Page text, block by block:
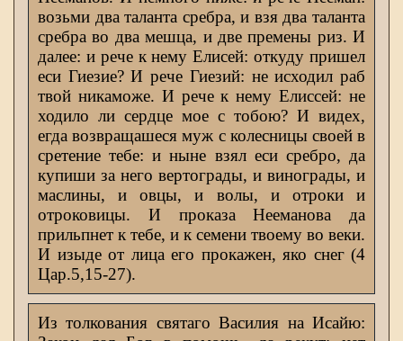
возьми два таланта сребра, и взя два таланта
сребра во два мешца, и две премены риз. И
далее: и рече к нему Елисей: откуду пришел
еси Гиезие? И рече Гиезий: не исходил раб
твой никаможе. И рече к нему Елиссей: не
ходило ли сердце мое с тобою? И видех,
егда возвращашеся муж с колесницы своей в
сретение тебе: и ныне взял еси сребро, да
купиши за него вертограды, и винограды, и
маслины, и овцы, и волы, и отроки и
отроковицы. И проказа Нееманова да
прильпнет к тебе, и к семени твоему во веки.
И изыде от лица его прокажен, яко снег (4
Цар.5,15-27).
Из толкования святаго Василия на Исайю: